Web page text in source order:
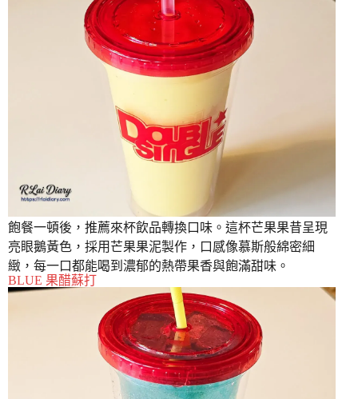
飽餐一頓後，推薦來杯飲品轉換口味。這杯芒果果昔呈現
亮眼鵝黃色，採用芒果果泥製作，口感像慕斯般綿密細
緻，每一口都能喝到濃郁的熱帶果香與飽滿甜味。
BLUE 果醋蘇打